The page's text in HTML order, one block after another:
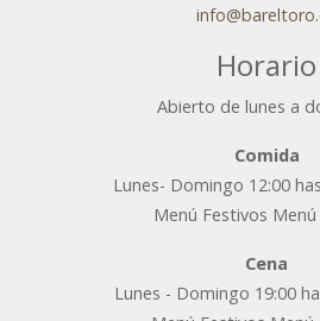
Horario
Abierto de lunes a
Comida
Lunes- Domingo 12:00
Menú Festivos Menú
Cena
Lunes - Domingo 19:00